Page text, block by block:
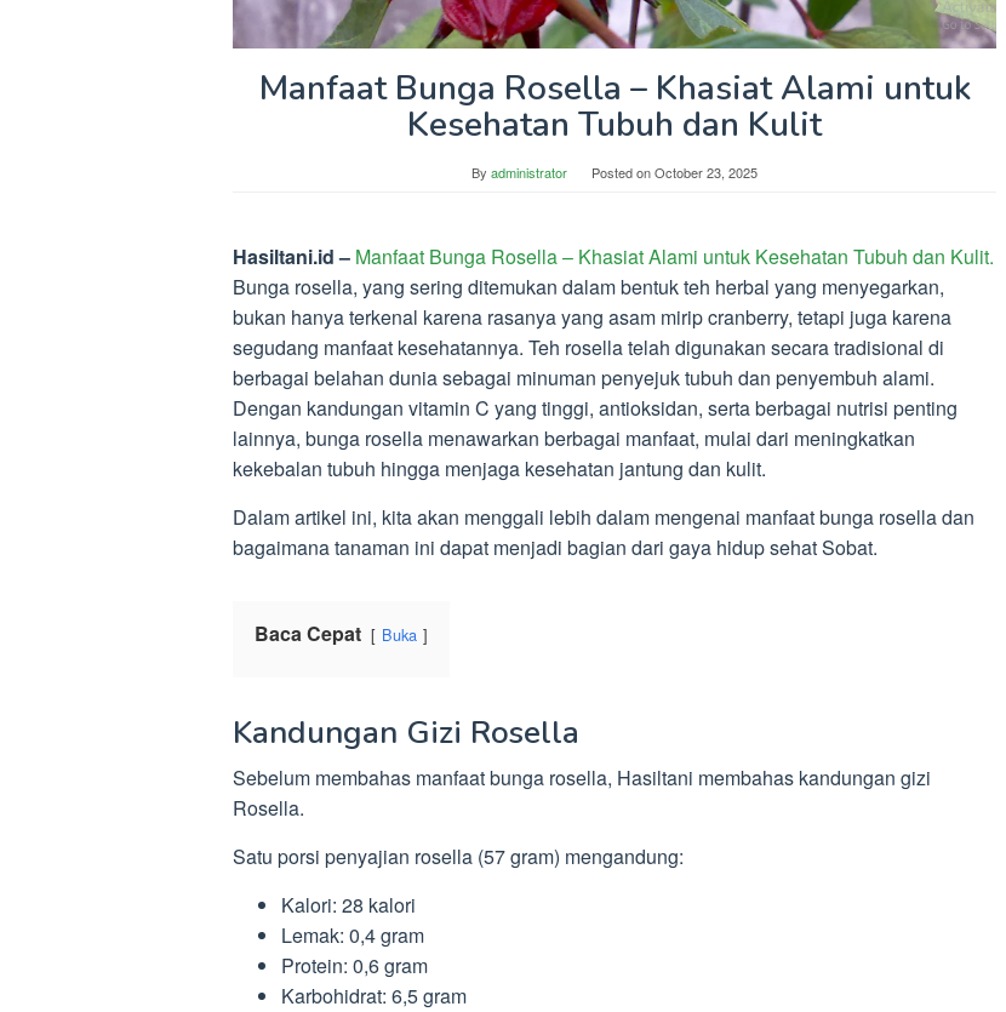
Manfaat Bunga Rosella – Khasiat Alami untuk
Kesehatan Tubuh dan Kulit
By administrator Posted onOctober 23, 2025
Hasiltani.id – Manfaat Bunga Rosella – Khasiat Alami untuk Kesehatan Tubuh dan Kulit.
Bunga rosella, yang sering ditemukan dalam bentuk teh herbal yang menyegarkan,
bukan hanya terkenal karena rasanya yang asam mirip cranberry, tetapi juga karena
segudang manfaat kesehatannya. Teh rosella telah digunakan secara tradisional di
berbagai belahan dunia sebagai minuman penyejuk tubuh dan penyembuh alami.
Dengan kandungan vitamin C yang tinggi, antioksidan, serta berbagai nutrisi penting
lainnya, bunga rosella menawarkan berbagai manfaat, mulai dari meningkatkan
kekebalan tubuh hingga menjaga kesehatan jantung dan kulit.
Dalam artikel ini, kita akan menggali lebih dalam mengenai manfaat bunga rosella dan
bagaimana tanaman ini dapat menjadi bagian dari gaya hidup sehat Sobat.
Baca Cepat Buka
Kandungan Gizi Rosella
Sebelum membahas manfaat bunga rosella, Hasiltani membahas kandungan gizi
Rosella.
Satu porsi penyajian rosella (57 gram) mengandung:
Kalori: 28 kalori
Lemak: 0,4 gram
Protein: 0,6 gram
Karbohidrat: 6,5 gram